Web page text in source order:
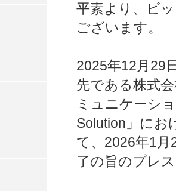
平素より、ビ
ございます。
2025年12月29
先である株式
ミュニケーシ
Solution」にお
て、2026年1
了の旨のプレ